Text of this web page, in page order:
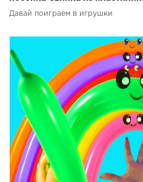
пальчики
Давай поиграем в игрушки